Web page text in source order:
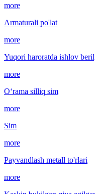
more
Armaturali po'lat
more
Yuqori haroratda ishlov
more
O‘rama silliq sim
more
Sim
more
Payvandlash metall to'rlari
more